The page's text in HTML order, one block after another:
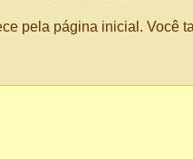
pela página inicial. Você